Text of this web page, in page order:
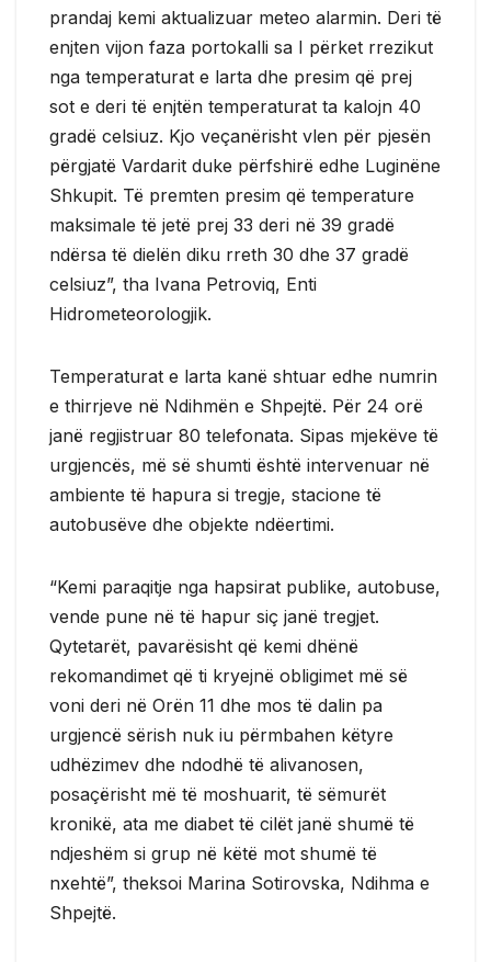
prandaj kemi aktualizuar meteo alarmin. Deri të
enjten vijon faza portokalli sa I përket rrezikut
nga temperaturat e larta dhe presim që prej
sot e deri të enjtën temperaturat ta kalojn 40
gradë celsiuz. Kjo veçanërisht vlen për pjesën
përgjatë Vardarit duke përfshirë edhe Luginëne
Shkupit. Të premten presim që temperature
maksimale të jetë prej 33 deri në 39 gradë
ndërsa të dielën diku rreth 30 dhe 37 gradë
celsiuz”, tha Ivana Petroviq, Enti
Hidrometeorologjik.
Temperaturat e larta kanë shtuar edhe numrin
e thirrjeve në Ndihmën e Shpejtë. Për 24 orë
janë regjistruar 80 telefonata. Sipas mjekëve të
urgjencës, më së shumti është intervenuar në
ambiente të hapura si tregje, stacione të
autobusëve dhe objekte ndëertimi.
“Kemi paraqitje nga hapsirat publike, autobuse,
vende pune në të hapur siç janë tregjet.
Qytetarët, pavarësisht që kemi dhënë
rekomandimet që ti kryejnë obligimet më së
voni deri në Orën 11 dhe mos të dalin pa
urgjencë sërish nuk iu përmbahen këtyre
udhëzimev dhe ndodhë të alivanosen,
posaçërisht më të moshuarit, të sëmurët
kronikë, ata me diabet të cilët janë shumë të
ndjeshëm si grup në këtë mot shumë të
nxehtë”, theksoi Marina Sotirovska, Ndihma e
Shpejtë.